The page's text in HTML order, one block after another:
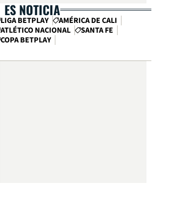
ES NOTICIA
LIGA BETPLAY
AMÉRICA DE CALI
ATLÉTICO NACIONAL
SANTA FE
COPA BETPLAY